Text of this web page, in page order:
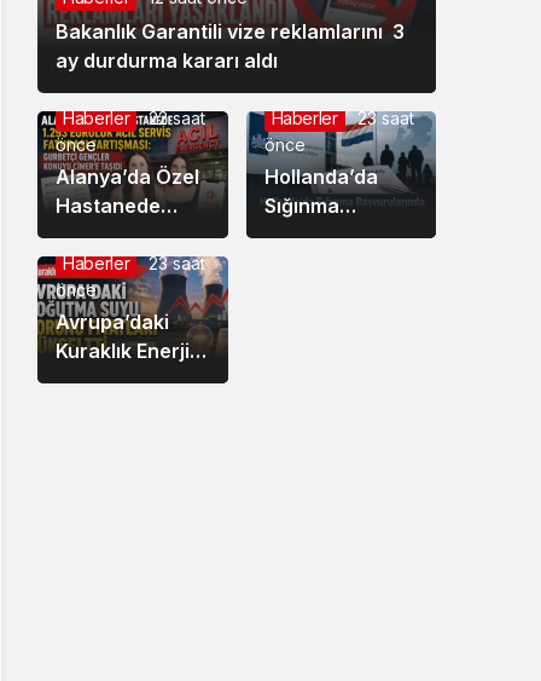
Bakanlık Garantili vize reklamlarını 3
ay durdurma kararı aldı
Haberler
22 saat
önce
Alanya’da Özel
Hastanede
1.293 Euroluk
Acil Servis
Faturası
Tartışması:
Gurbetçi
Gençler Konuyu
Haberler
23 saat
önce
Hollanda’da
Sığınma
Başvurularında
Haberler
23 saat
önce
Avrupa’daki
Kuraklık Enerji
Fiyatlarını